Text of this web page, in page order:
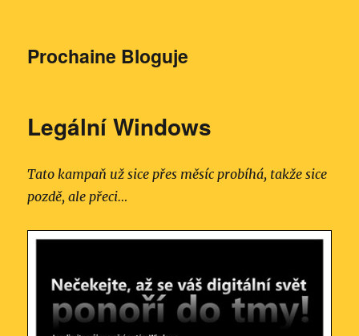
Prochaine Bloguje
Legální Windows
Tato kampaň už sice přes měsíc probíhá, takže sice
pozdě, ale přeci…